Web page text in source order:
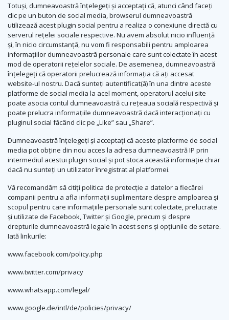
Totuși, dumneavoastră înțelegeți și acceptați că, atunci când faceți
clic pe un buton de social media, browserul dumneavoastră
utilizează acest plugin social pentru a realiza o conexiune directă cu
serverul rețelei sociale respective. Nu avem absolut nicio influență
și, în nicio circumstanță, nu vom fi responsabili pentru amploarea
informațiilor dumneavoastră personale care sunt colectate în acest
mod de operatorii rețelelor sociale. De asemenea, dumneavoastră
înțelegeți că operatorii prelucrează informația că ați accesat
website-ul nostru. Dacă sunteți autentificat(ă) în una dintre aceste
platforme de social media la acel moment, operatorul acelui site
poate asocia contul dumneavoastră cu rețeaua socială respectivă și
poate prelucra informațiile dumneavoastră dacă interacționați cu
pluginul social făcând clic pe „Like” sau „Share”.
Dumneavoastră înțelegeți și acceptați că aceste platforme de social
media pot obține din nou acces la adresa dumneavoastră IP prin
intermediul acestui plugin social și pot stoca această informație chiar
dacă nu sunteți un utilizator înregistrat al platformei.
Vă recomandăm să citiți politica de protecție a datelor a fiecărei
companii pentru a afla informații suplimentare despre amploarea și
scopul pentru care informațiile personale sunt colectate, prelucrate
și utilizate de Facebook, Twitter și Google, precum și despre
drepturile dumneavoastră legale în acest sens și opțiunile de setare.
Iată linkurile:
www.facebook.com/policy.php
www.twitter.com/privacy
www.whatsapp.com/legal/
www.google.de/intl/de/policies/privacy/